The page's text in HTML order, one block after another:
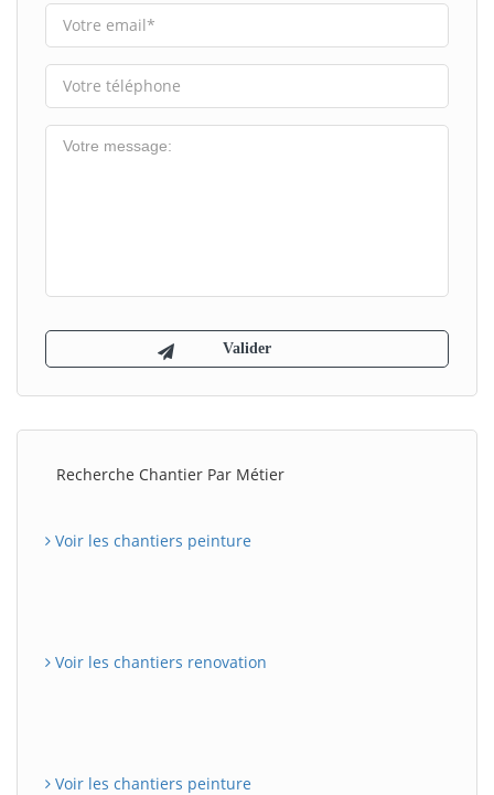
Recherche Chantier Par Métier
Voir les chantiers peinture
Voir les chantiers renovation
Voir les chantiers peinture